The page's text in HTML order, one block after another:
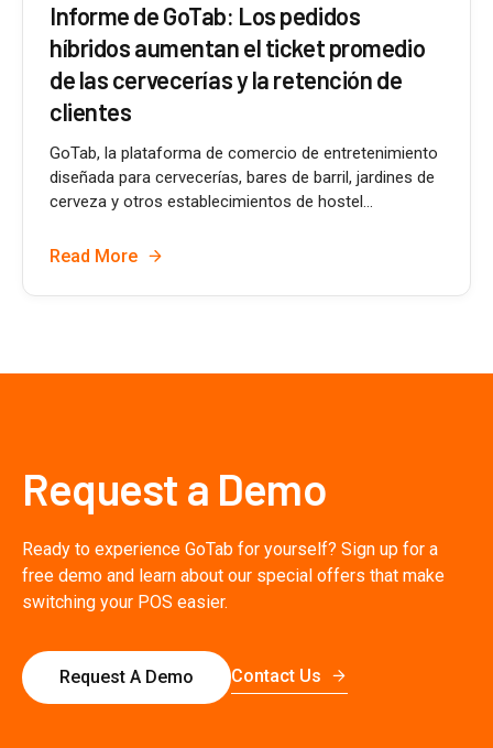
Informe de GoTab: Los pedidos
híbridos aumentan el ticket promedio
de las cervecerías y la retención de
clientes
GoTab, la plataforma de comercio de entretenimiento
diseñada para cervecerías, bares de barril, jardines de
cerveza y otros establecimientos de hostel...
Read More
Request a Demo
Ready to experience GoTab for yourself? Sign up for a
free demo and learn about our special offers that make
switching your POS easier.
Request A Demo Contact Us